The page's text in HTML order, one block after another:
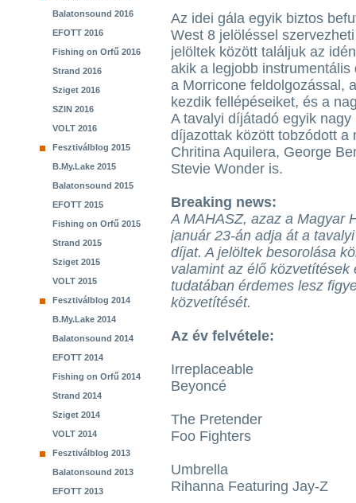
Balatonsound 2016
EFOTT 2016
Fishing on Orfű 2016
Strand 2016
Sziget 2016
SZIN 2016
VOLT 2016
Fesztiválblog 2015
B.My.Lake 2015
Balatonsound 2015
EFOTT 2015
Fishing on Orfű 2015
Strand 2015
Sziget 2015
VOLT 2015
Fesztiválblog 2014
B.My.Lake 2014
Balatonsound 2014
EFOTT 2014
Fishing on Orfű 2014
Strand 2014
Sziget 2014
VOLT 2014
Fesztiválblog 2013
Balatonsound 2013
EFOTT 2013
Az idei gála egyik biztos
West 8 jelöléssel
jelöltek között találjuk az
akik a legjobb
a Morricone feldolgozással,
kezdik fellépéseiket, és a
A tavalyi díjátadó egyik
díjazottak között tobzódott a
Chritina Aquilera, George
Stevie Wonder is.
Breaking news:
A MAHASZ, azaz a Magyar
január 23-án adja át a
díjat. A jelöltek besorolása
valamint az élő
tudatában érdemes lesz
közvetítését.
Az év felvétele:
Irreplaceable
Beyoncé
The Pretender
Foo Fighters
Umbrella
Rihanna Featuring Jay-Z